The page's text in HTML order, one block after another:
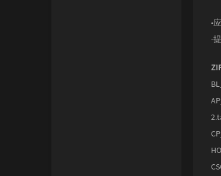
•
-